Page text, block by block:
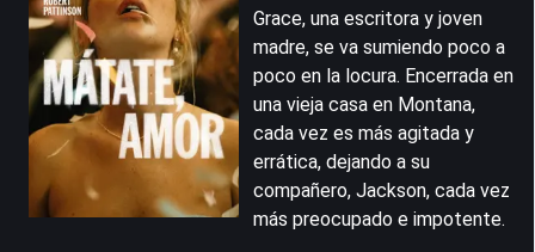
Grace, una escritora y joven
madre, se va sumiendo poco a
poco en la locura. Encerrada en
una vieja casa en Montana,
cada vez es más agitada y
errática, dejando a su
compañero, Jackson, cada vez
más preocupado e impotente.